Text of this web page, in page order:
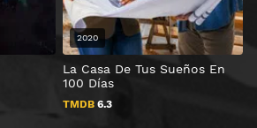
La Casa De Tus Sueños En
100 Días
TMDB 6.3
2020